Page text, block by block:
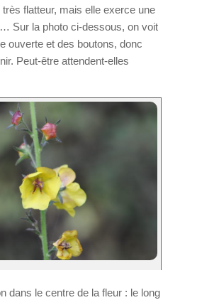
très flatteur, mais elle exerce une
Sur la photo ci-dessous, on voit
ouverte et des boutons, donc
Peut-être attendent-elles
dans le centre de la fleur : le long